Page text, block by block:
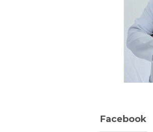
Facebook